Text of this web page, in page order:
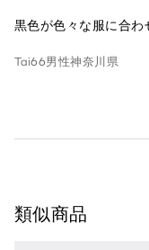
黒色が色々な服に合
Tai66男性神奈川県
類似商品